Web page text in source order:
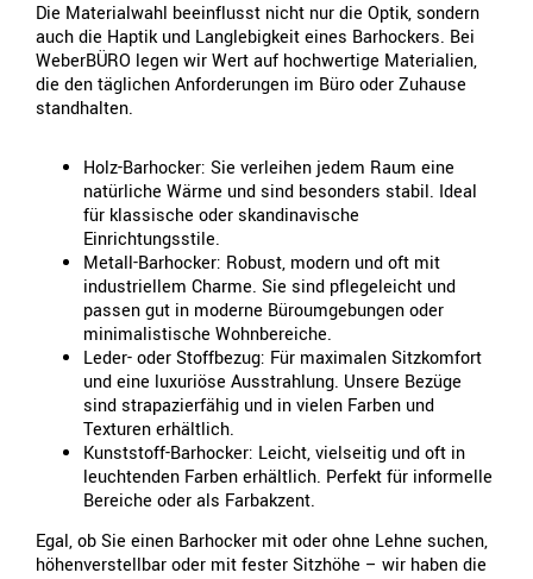
Die Materialwahl beeinflusst nicht nur die Optik, sondern
auch die Haptik und Langlebigkeit eines Barhockers. Bei
WeberBÜRO legen wir Wert auf hochwertige Materialien,
die den täglichen Anforderungen im Büro oder Zuhause
standhalten.
Holz-Barhocker: Sie verleihen jedem Raum eine
natürliche Wärme und sind besonders stabil. Ideal
für klassische oder skandinavische
Einrichtungsstile.
Metall-Barhocker: Robust, modern und oft mit
industriellem Charme. Sie sind pflegeleicht und
passen gut in moderne Büroumgebungen oder
minimalistische Wohnbereiche.
Leder- oder Stoffbezug: Für maximalen Sitzkomfort
und eine luxuriöse Ausstrahlung. Unsere Bezüge
sind strapazierfähig und in vielen Farben und
Texturen erhältlich.
Kunststoff-Barhocker: Leicht, vielseitig und oft in
leuchtenden Farben erhältlich. Perfekt für informelle
Bereiche oder als Farbakzent.
Egal, ob Sie einen Barhocker mit oder ohne Lehne suchen,
höhenverstellbar oder mit fester Sitzhöhe – wir haben die